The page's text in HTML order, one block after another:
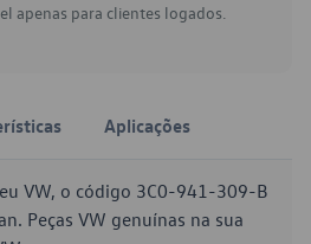
apenas para clientes logados.
Aplicações
VW, o código 3C0-941-309-B
Peças VW genuínas na sua